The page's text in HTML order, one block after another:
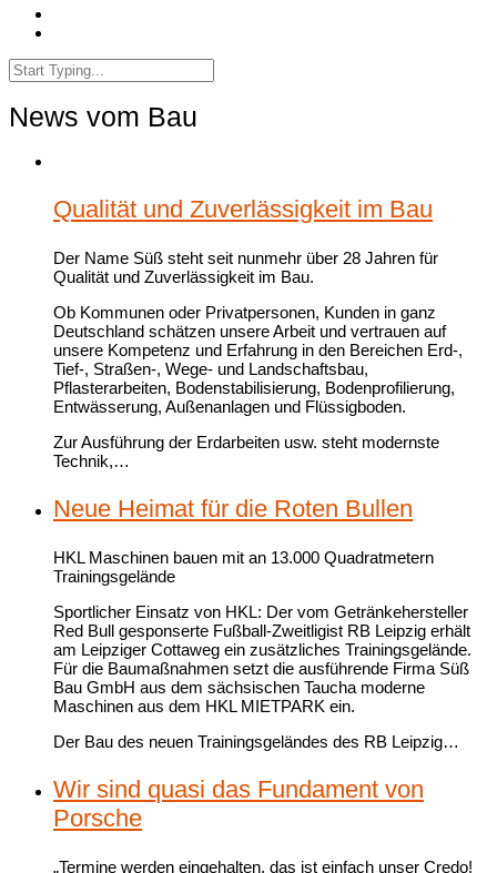
News vom Bau
Qualität und Zuverlässigkeit im Bau
Der Name Süß steht seit nunmehr über 28 Jahren für
Qualität und Zuverlässigkeit im Bau.
Ob Kommunen oder Privatpersonen, Kunden in ganz
Deutschland schätzen unsere Arbeit und vertrauen auf
unsere Kompetenz und Erfahrung in den Bereichen Erd-,
Tief-, Straßen-, Wege- und Landschaftsbau,
Pflasterarbeiten, Bodenstabilisierung, Bodenprofilierung,
Entwässerung, Außenanlagen und Flüssigboden.
Zur Ausführung der Erdarbeiten usw. steht modernste
Technik,…
Neue Heimat für die Roten Bullen
HKL Maschinen bauen mit an 13.000 Quadratmetern
Trainingsgelände
Sportlicher Einsatz von HKL: Der vom Getränkehersteller
Red Bull gesponserte Fußball-Zweitligist RB Leipzig erhält
am Leipziger Cottaweg ein zusätzliches Trainingsgelände.
Für die Baumaßnahmen setzt die ausführende Firma Süß
Bau GmbH aus dem sächsischen Taucha moderne
Maschinen aus dem HKL MIETPARK ein.
Der Bau des neuen Trainingsgeländes des RB Leipzig…
Wir sind quasi das Fundament von
Porsche
„Termine werden eingehalten, das ist einfach unser Credo!